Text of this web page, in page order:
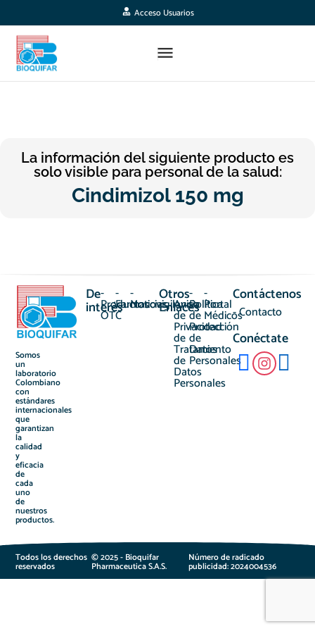
Acceso Usuarios
La información del siguiente producto es
solo visible para personal de la salud:
Cindimizol 150 mg
Somos
un
laboratorio
Colombiano
con
estándares
internacionales
que
garantizan
la
calidad
y
eficacia
de
cada
uno
de
nuestros
productos.
De
interés
-
Productos
OTC
-
Farmacovigilancia
-
NoticiasOtros
Enlaces
-
Aviso
de
Privacidad
de
Tratamiento
de
Datos
Personales
-
Política
de
Protección
de
Datos
Personales
-
Portal
Médicos
Contáctenos
- Contacto
Conéctate
Todos los derechos
reservados
© 2025 - Bioquifar
Pharmaceutica S.A.S.
Número de radicado
publicidad: 2024004536